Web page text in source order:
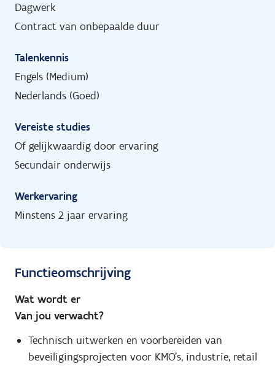
Dagwerk
Contract van onbepaalde duur
Talenkennis
Engels (Medium)
Nederlands (Goed)
Vereiste studies
Of gelijkwaardig door ervaring
Secundair onderwijs
Werkervaring
Minstens 2 jaar ervaring
Functieomschrijving
Wat wordt er
Van jou verwacht?
Technisch uitwerken en voorbereiden van
beveiligingsprojecten voor KMO's, industrie, retail